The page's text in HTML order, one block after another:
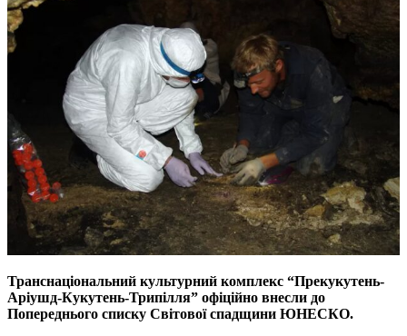
Транснаціональний культурний комплекс “Прекукутень-
Аріушд-Кукутень-Трипілля” офіційно внесли до
Попереднього списку Світової спадщини ЮНЕСКО.